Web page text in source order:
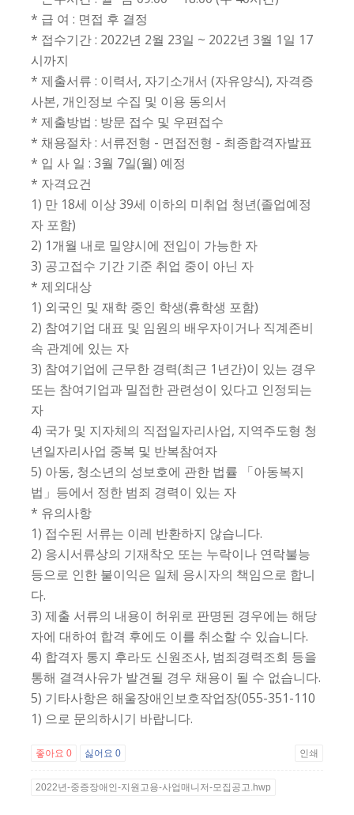
* 급 여 : 면접 후 결정
* 접수기간 : 2022년 2월 23일 ~ 2022년 3월 1일 17
시까지
* 제출서류 : 이력서, 자기소개서 (자유양식), 자격증
사본, 개인정보 수집 및 이용 동의서
* 제출방법 : 방문 접수 및 우편접수
* 채용절차 : 서류전형 - 면접전형 - 최종합격자발표
* 입 사 일 : 3월 7일(월) 예정
* 자격요건
1) 만 18세 이상 39세 이하의 미취업 청년(졸업예정
자 포함)
2) 1개월 내로 밀양시에 전입이 가능한 자
3) 공고접수 기간 기준 취업 중이 아닌 자
* 제외대상
1) 외국인 및 재학 중인 학생(휴학생 포함)
2) 참여기업 대표 및 임원의 배우자이거나 직계존비
속 관계에 있는 자
3) 참여기업에 근무한 경력(최근 1년간)이 있는 경우
또는 참여기업과 밀접한 관련성이 있다고 인정되는
자
4) 국가 및 지자체의 직접일자리사업, 지역주도형 청
년일자리사업 중복 및 반복참여자
5) 아동, 청소년의 성보호에 관한 법률 「아동복지
법」등에서 정한 범죄 경력이 있는 자
* 유의사항
1) 접수된 서류는 이레 반환하지 않습니다.
2) 응시서류상의 기재착오 또는 누락이나 연락불능
등으로 인한 불이익은 일체 응시자의 책임으로 합니
다.
3) 제출 서류의 내용이 허위로 판명된 경우에는 해당
자에 대하여 합격 후에도 이를 취소할 수 있습니다.
4) 합격자 통지 후라도 신원조사, 범죄경력조회 등을
통해 결격사유가 발견될 경우 채용이 될 수 없습니다.
5) 기타사항은 해울장애인보호작업장(055-351-110
1) 으로 문의하시기 바랍니다.
좋아요 0 싫어요 0 인쇄
2022년-중증장애인-지원고용-사업매니저-모집공고.hwp